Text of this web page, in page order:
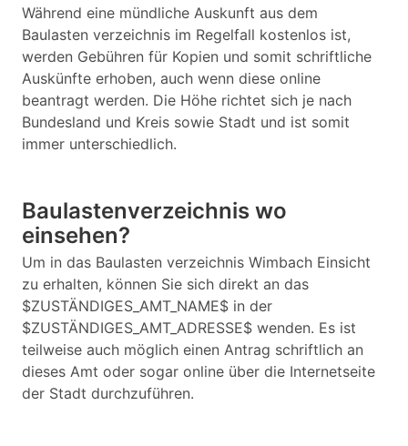
Während eine mündliche Auskunft aus dem
Baulasten verzeichnis im Regelfall kostenlos ist,
werden Gebühren für Kopien und somit schriftliche
Auskünfte erhoben, auch wenn diese online
beantragt werden. Die Höhe richtet sich je nach
Bundesland und Kreis sowie Stadt und ist somit
immer unterschiedlich.
Baulastenverzeichnis wo
einsehen?
Um in das Baulasten verzeichnis Wimbach Einsicht
zu erhalten, können Sie sich direkt an das
$ZUSTÄNDIGES_AMT_NAME$ in der
$ZUSTÄNDIGES_AMT_ADRESSE$ wenden. Es ist
teilweise auch möglich einen Antrag schriftlich an
dieses Amt oder sogar online über die Internetseite
der Stadt durchzuführen.